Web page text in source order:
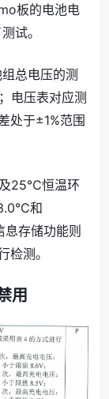
板的电池电
试。
总电压的测
电压表对应测
处于±1%范围
25℃恒温环
和
存储功能则
测。
用